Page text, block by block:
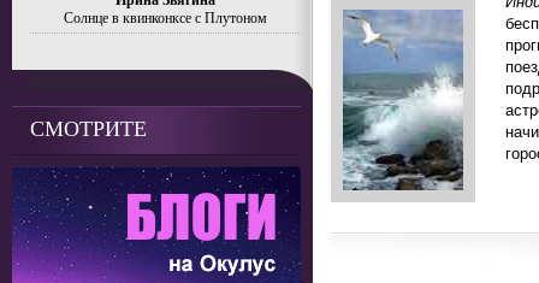
Солнце в квинконксе с Плутоном
СМОТРИТЕ